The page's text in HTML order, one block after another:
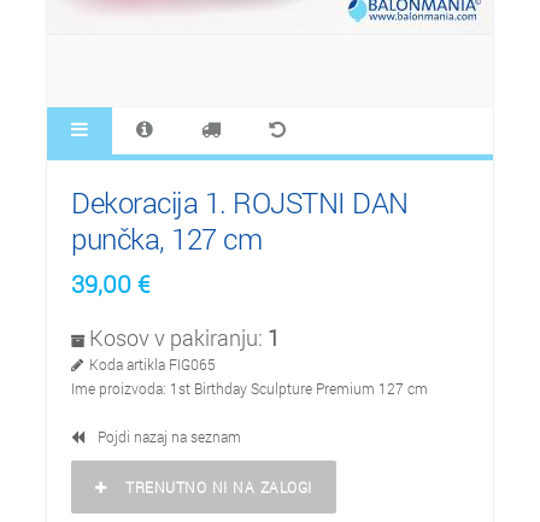
Dekoracija 1. ROJSTNI DAN
punčka, 127 cm
39,00€
Kosov v pakiranju: 1
Koda artikla FIG065
Ime proizvoda: 1st Birthday Sculpture Premium 127 cm
Pojdi nazaj na seznam
TRENUTNO NI NA ZALOGI